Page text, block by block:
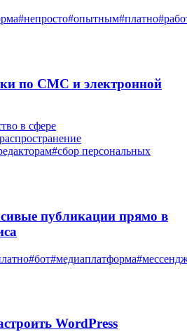
#непросто#опытным#платно
по СМС и электронной
в сфере
#сбор персональных
публикации прямо в
#бот#медиаплатформа
WordPress